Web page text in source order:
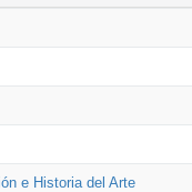
e Historia del Arte